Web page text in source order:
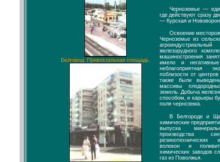
Белгород. Привокзальная площадь.
Черноземье —
где действуют сразу
— Курская и
Освоение
Черноземье из
железорудного
машиностроения
имело и негативные
неблагоприятная
поблизости от
также были
массивы
земель. Добыча
способом, и карьеры
поля чернозема.
В Белгороде и
химические
выпуска
производства
резинотехнических
волокон и
химических заводов
газ из Поволжья.